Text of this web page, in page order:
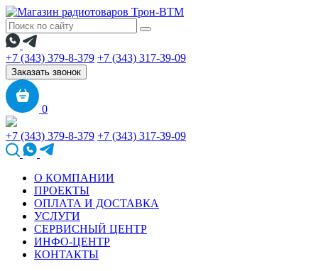
+7 (343) 379-8-379 +7 (343) 317-39-09
Заказать звонок
0
+7 (343) 379-8-379 +7 (343) 317-39-09
О КОМПАНИИ
ПРОЕКТЫ
ОПЛАТА И ДОСТАВКА
УСЛУГИ
СЕРВИСНЫЙ ЦЕНТР
ИНФО-ЦЕНТР
КОНТАКТЫ